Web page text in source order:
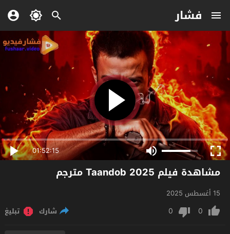
فشار
01:52:15
مشاهدة فيلم Taandob 2025 مترجم
15 أغسطس 2025
0
0 شارك تبليغ